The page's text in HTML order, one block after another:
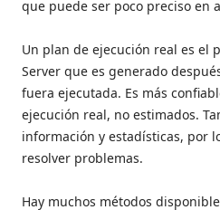
que puede ser poco preciso en
Un plan de ejecución real es el
Server que es generado
fuera ejecutada. Es más
ejecución real, no estimados.
información y estadísticas, por
resolver problemas.
Hay muchos métodos